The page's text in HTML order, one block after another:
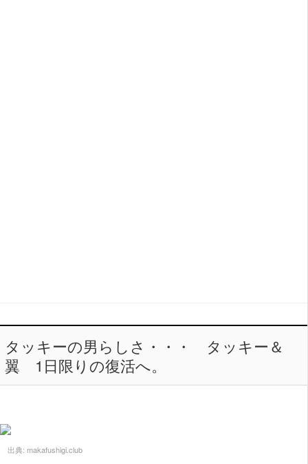
タッキーの男らしさ・・・ タッキー＆
翼 1日限りの復活へ。
出典: makafushigi.club